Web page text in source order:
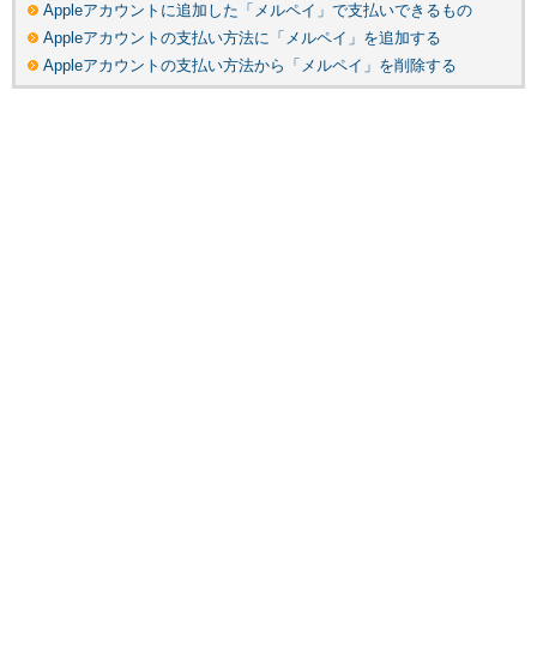
Appleアカウントに追加した「メルペイ」で支払いできるもの
Appleアカウントの支払い方法に「メルペイ」を追加する
Appleアカウントの支払い方法から「メルペイ」を削除する